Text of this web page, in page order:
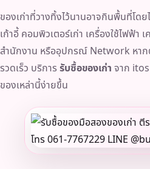
ของเก่าที่วางทิ้งไว้นานอาจกินพื้นที่โดยไ
เก้าอี้ คอมพิวเตอร์เก่า เครื่องใช้ไฟฟ้า
สำนักงาน หรืออุปกรณ์ Network หาก
รวดเร็ว บริการรับซื้อของเก่า จาก
ของเหล่านี้ง่ายขึ้น